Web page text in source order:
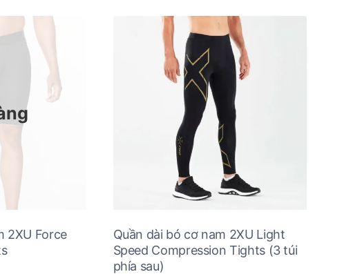
2XU Force
Quần dài bó cơ nam 2XU Light
Speed Compression Tights (3 túi
phía sau)